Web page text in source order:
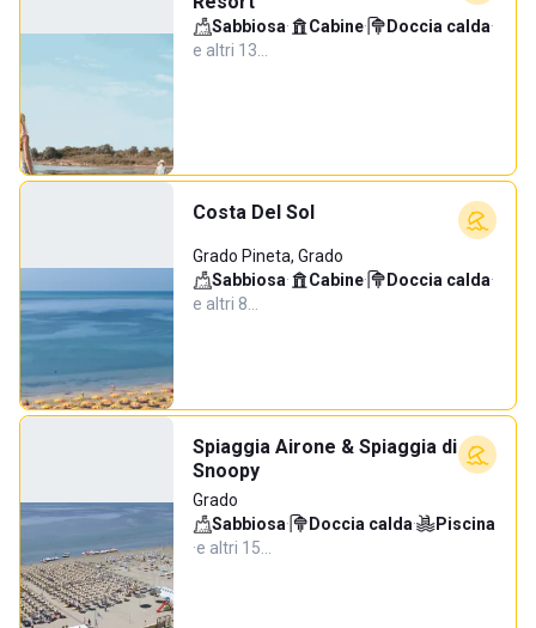
Sabbiosa· Cabine· Doccia calda·
e altri 13…
Costa Del Sol
Grado Pineta, Grado
Sabbiosa· Cabine· Doccia calda·
e altri 8…
Spiaggia Airone & Spiaggia di
Snoopy
Grado
Sabbiosa· Doccia calda·
Piscina
·e altri 15…